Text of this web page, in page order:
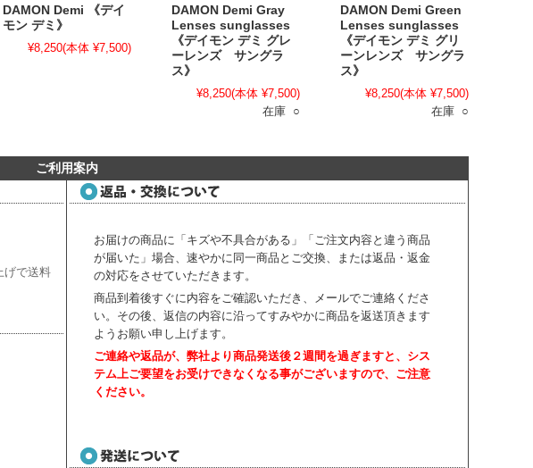
DAMON Demi 《デイ
モン デミ》
¥8,250(本体 ¥7,500)
DAMON Demi Gray
Lenses sunglasses
《デイモン デミ グレ
ーレンズ サングラ
ス》
¥8,250(本体 ¥7,500)
在庫 ○
DAMON Demi Green
Lenses sunglasses
《デイモン デミ グリ
ーンレンズ サングラ
ス》
¥8,250(本体 ¥7,500)
在庫 ○
ご利用案内
げで送料
お届けの商品に「キズや不具合がある」「ご注文内容と違う商品
が届いた」場合、速やかに同一商品とご交換、または返品・返金
の対応をさせていただきます。
商品到着後すぐに内容をご確認いただき、
メールでご連絡くださ
い。 その後、返信の内容に沿ってすみやかに商品を返送頂きます
ようお願い申し上げます。
ご連絡や返品が、弊社より商品発送後２週間を過ぎますと、 シス
テム上ご要望をお受けできなくなる事がございますので、ご注意
ください。